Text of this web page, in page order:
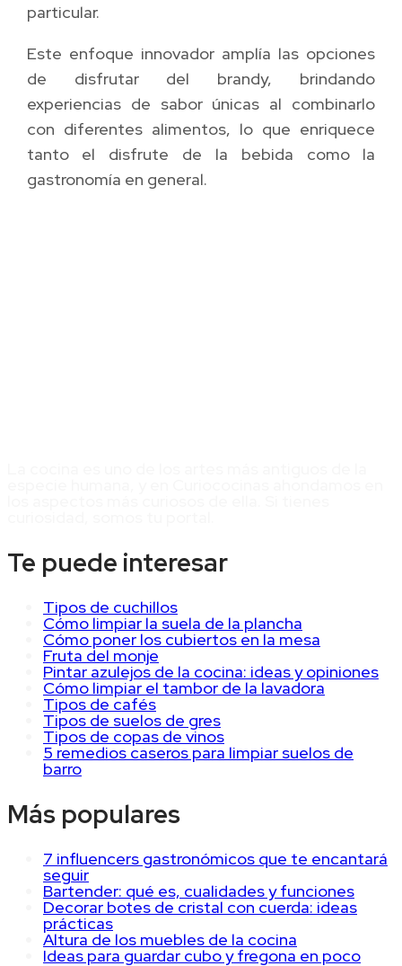
particular.
Este enfoque innovador amplía las opciones
de disfrutar del brandy, brindando
experiencias de sabor únicas al combinarlo
con diferentes alimentos, lo que enriquece
tanto el disfrute de la bebida como la
gastronomía en general.
Te puede interesar
Tipos de cuchillos
Cómo limpiar la suela de la plancha
Cómo poner los cubiertos en la mesa
Fruta del monje
Pintar azulejos de la cocina: ideas y opiniones
Cómo limpiar el tambor de la lavadora
Tipos de cafés
Tipos de suelos de gres
Tipos de copas de vinos
5 remedios caseros para limpiar suelos de
barro
Más populares
7 influencers gastronómicos que te encantará
seguir
Bartender: qué es, cualidades y funciones
Decorar botes de cristal con cuerda: ideas
prácticas
Altura de los muebles de la cocina
Ideas para guardar cubo y fregona en poco